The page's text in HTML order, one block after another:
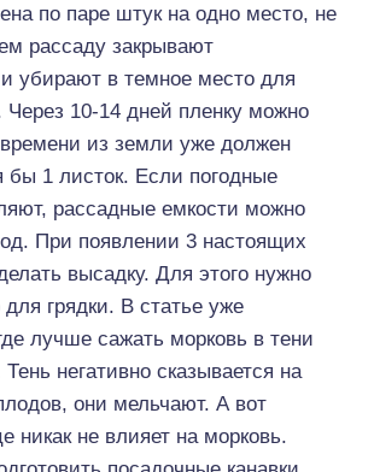
по паре штук на одно место, не
рассаду закрывают
убирают в темное место для
10-14 дней пленку можно
из земли уже должен
бы 1 листок. Если погодные
рассадные емкости можно
При появлении 3 настоящих
высадку. Для этого нужно
грядки. В статье уже
лучше сажать морковь в тени
негативно сказывается на
они мельчают. А вот
никак не влияет на морковь.